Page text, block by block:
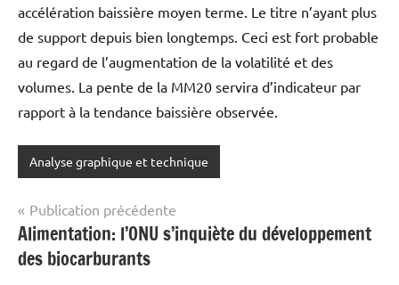
accélération baissière moyen terme. Le titre n’ayant plus
de support depuis bien longtemps. Ceci est fort probable
au regard de l’augmentation de la volatilité et des
volumes. La pente de la MM20 servira d’indicateur par
rapport à la tendance baissière observée.
Analyse graphique et technique
Navigation
de
l’article
Publication précédente
Alimentation: l’ONU s’inquiète du développement
des biocarburants